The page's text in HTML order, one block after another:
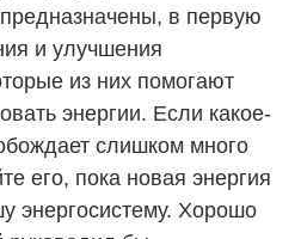
в первую
и улучшения
из них помогают
энергии. Если какое-
слишком много
его, пока новая энергия
энергосистему. Хорошо